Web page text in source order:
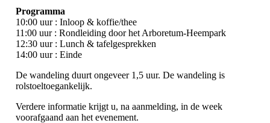
Programma
10:00 uur : Inloop & koffie/thee
11:00 uur : Rondleiding door het Arboretum-Heempark
12:30 uur : Lunch & tafelgesprekken
14:00 uur : Einde
De wandeling duurt ongeveer 1,5 uur. De wandeling is
rolstoeltoegankelijk.
Verdere informatie krijgt u, na aanmelding, in de week
voorafgaand aan het evenement.